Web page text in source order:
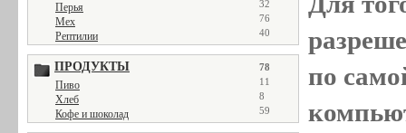
Перья 32
Мех 76
Рептилии 40
ПРОДУКТЫ 78
Пиво 11
Хлеб 8
Кофе и шоколад 59
по